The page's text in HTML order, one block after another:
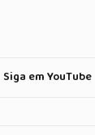
Siga em YouTube